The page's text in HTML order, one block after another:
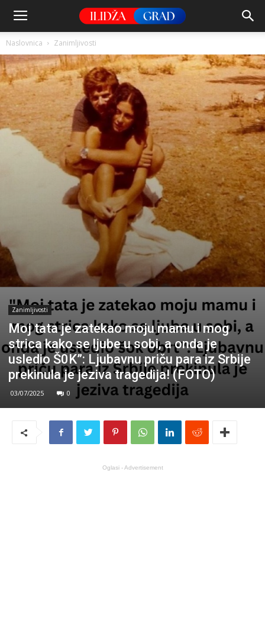
Naslovnica Zanimljivosti
Zanimljivosti
Moj tata je zatekao moju mamu i mog
strica kako se ljube u sobi, a onda je
usledio Š0K”: Ljubavnu priču para iz Srbije
prekinula je jeziva tragedija! (FOTO)
03/07/2025 0
Oglasi - Advertisement